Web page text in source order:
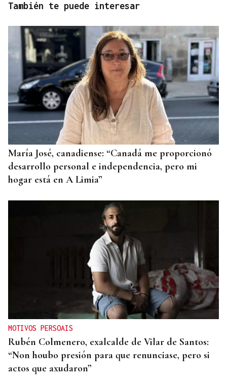
También te puede interesar
María José, canadiense: “Canadá me proporcionó
desarrollo personal e independencia, pero mi
hogar está en A Limia”
MOTIVOS PERSOAIS
Rubén Colmenero, exalcalde de Vilar de Santos:
“Non houbo presión para que renunciase, pero si
actos que axudaron”